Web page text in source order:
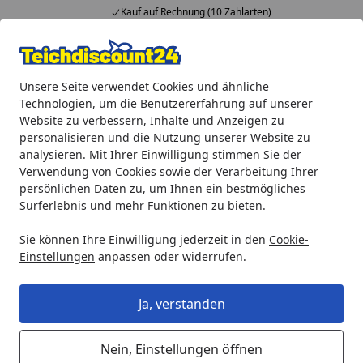
Unsere Seite verwendet Cookies und ähnliche
Technologien, um die Benutzererfahrung auf unserer
Website zu verbessern, Inhalte und Anzeigen zu
personalisieren und die Nutzung unserer Website zu
analysieren. Mit Ihrer Einwilligung stimmen Sie der
Verwendung von Cookies sowie der Verarbeitung Ihrer
persönlichen Daten zu, um Ihnen ein bestmögliches
Surferlebnis und mehr Funktionen zu bieten.
Sie können Ihre Einwilligung jederzeit in den Cookie-
Einstellungen anpassen oder widerrufen.
Ja, verstanden
Nein, Einstellungen öffnen
Kauf auf Rechnung (10 Zahlarten)
Alle Produkte
Mein Konto
Suchen
Startseite
Oase Ersatz Wassergehäuse für Bitron Premium 60 W
Oase Ersatz Wassergehäuse für
Bitron Premium 60 W